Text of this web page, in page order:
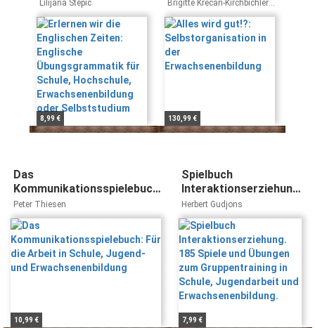
Übungsgrammatik
für Schule,
Hochschule,
Erwachsenenbildung
oder Selbststudium
Lilijana Stepic
8,99 €
Erwachsenenbildung
Brigitte Krecan-Kirchbichler
Hubert Klingenberger
130,99 €
Das
Kommunikationsspielebuch:
Für die Arbeit in Schule,
Jugend- und
Erwachsenenbildung
Peter Thiesen
10,99 €
Spielbuch
Interaktionserziehung.
185 Spiele und
Übungen zum
Gruppentraining in
Schule, Jugendarbeit
und
Erwachsenenbildung.
Herbert Gudjons
7,99 €